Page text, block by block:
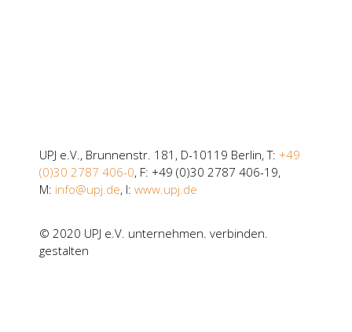
UPJ e.V., Brunnenstr. 181, D-10119 Berlin, T: +49
(0)30 2787 406-0, F: +49 (0)30 2787 406-19,
M: info@upj.de, I: www.upj.de
© 2020 UPJ e.V. unternehmen. verbinden.
gestalten